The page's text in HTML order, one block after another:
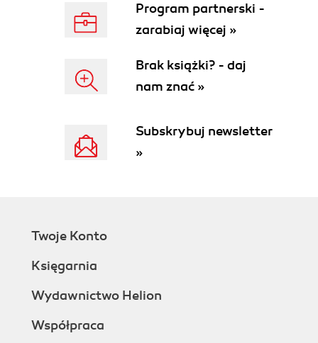
Program partnerski -
zarabiaj więcej »
Brak książki? - daj
nam znać »
Subskrybuj newsletter
»
Twoje Konto
Księgarnia
Wydawnictwo Helion
Współpraca